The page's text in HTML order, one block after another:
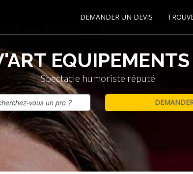
DEMANDER UN DEVIS
Spectacle humoriste réputé